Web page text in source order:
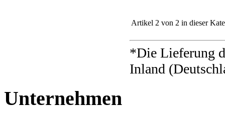
Artikel 2 von 2 in dieser
*Die Lieferung
Inland
Unternehmen